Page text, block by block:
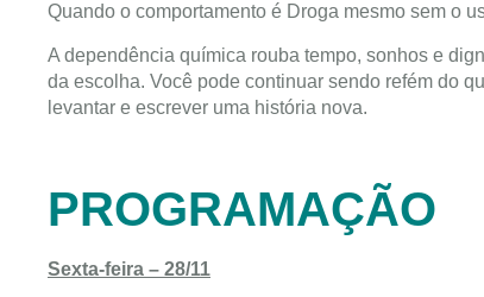
Quando o comportamento é Droga mesmo sem o
A dependência química rouba tempo, sonhos e
da escolha. Você pode continuar sendo refém do
levantar e escrever uma história nova.
PROGRAMAÇÃO
Sexta-feira – 28/11